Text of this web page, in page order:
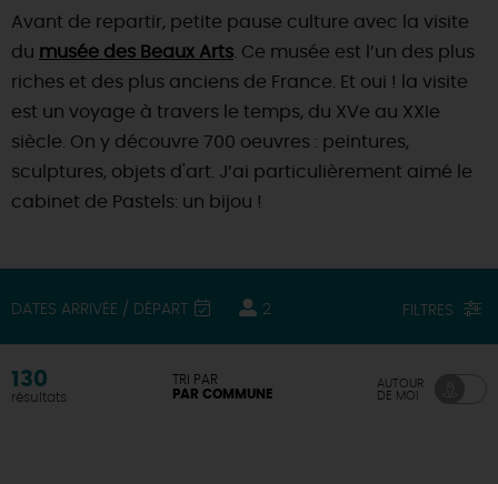
Avant de repartir, petite pause culture avec la visite
du musée des Beaux Arts . Ce musée est l’un des plus
riches et des plus anciens de France. Et oui ! la visite
est un voyage à travers le temps, du XVe au XXIe
siècle. On y découvre 700 oeuvres : peintures,
sculptures, objets d'art. J’ai particulièrement aimé le
cabinet de Pastels: un bijou !
DATES ARRIVÉE / DÉPART 2 FILTRES
130
résultats
TRI PAR
PAR COMMUNE
AUTOUR
DE MOI